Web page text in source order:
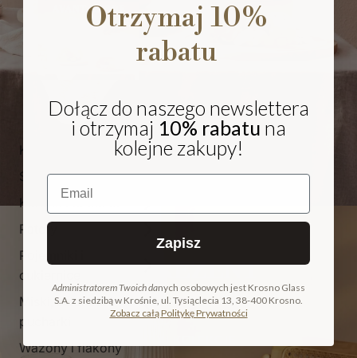
Kieliszki i pokale
Szklanki
Karafki i dzbanki
Patery
Pojemniki i
cukiernice
Miski, salaterki i
pucharki
Wazony i flakony
NA PREZENT
COLLECTION
Otrzymaj 10%
rabatu
Dołącz do naszego newslettera
i otrzymaj 10% rabatu na
kolejne zakupy!
Email
Zapisz
Administratorem Twoich danych osobowych jest Krosno Glass
S.A. z siedzibą w Krośnie, ul. Tysiąclecia 13, 38-400 Krosno.
Zobacz całą Politykę Prywatności